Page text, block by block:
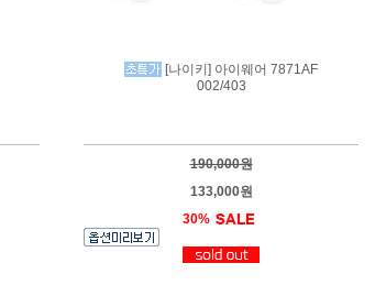
[나이키] 아이웨어 7871AF
002/403
190,000원
133,000원
30%